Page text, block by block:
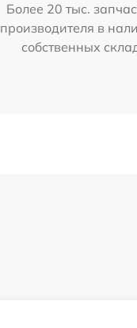
Более 20 тыс.
производителя в
собственных